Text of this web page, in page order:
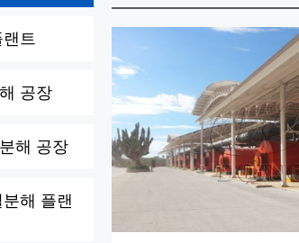
트
공장
해 공장
해 플랜